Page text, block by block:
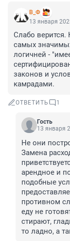
В_Ф
13 января
Слабо верится.
самых
логичней -
законов и
камрадами.
ОТВЕТИТЬ 1
Гость
13 января
Не они
Замена
арендное и
подобные
противном
еду не
стирают,
то ладно, а